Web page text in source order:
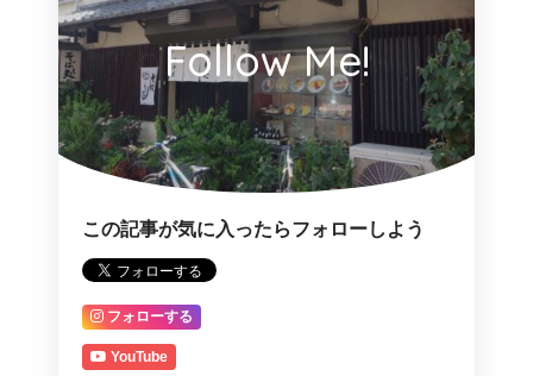
Follow Me!
この記事が気に入ったらフォローしよう
フォローする
YouTube